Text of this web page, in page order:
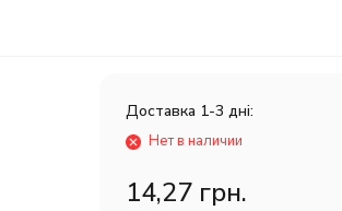
Доставка 1-3 дні:
Нет в наличии
14,27 грн.